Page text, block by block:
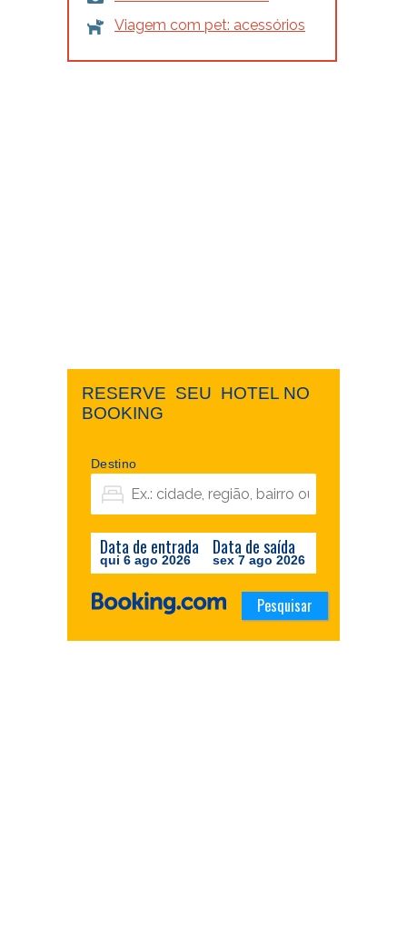
Viagem com pet: acessórios
RESERVE ​ ​SEU ​ ​HOTEL NO ​ ​
BOOKING
Destino
Data de entrada
qui 6 ago 2026
Data de saída
sex 7 ago 2026